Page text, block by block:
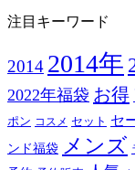
注目キーワード
2014 2014年
2022年福袋 お得
ポン コスメ セット セ
ンド福袋 メンズ